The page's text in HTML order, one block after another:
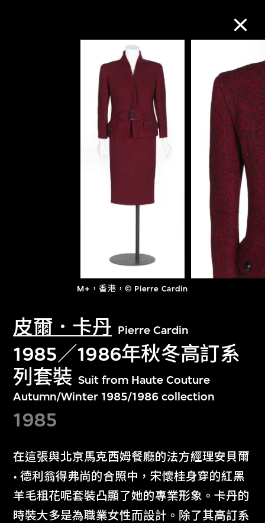
M+，香港，© Pierre Cardin
皮爾．卡丹 Pierre Cardin
1985／1986年秋冬高訂系
列套裝 Suit from Haute Couture
Autumn/Winter 1985/1986 collection
1985
在這張與北京馬克西姆餐廳的法方經理安貝爾
• 德利翁得弗尚的合照中，宋懷桂身穿的紅黑
羊毛粗花呢套裝凸顯了她的專業形象。卡丹的
時裝大多是為職業女性而設計。除了其高訂系
M+藏品
進一步篩選 搜索
探索世界頂級的二十及二十一世紀視覺